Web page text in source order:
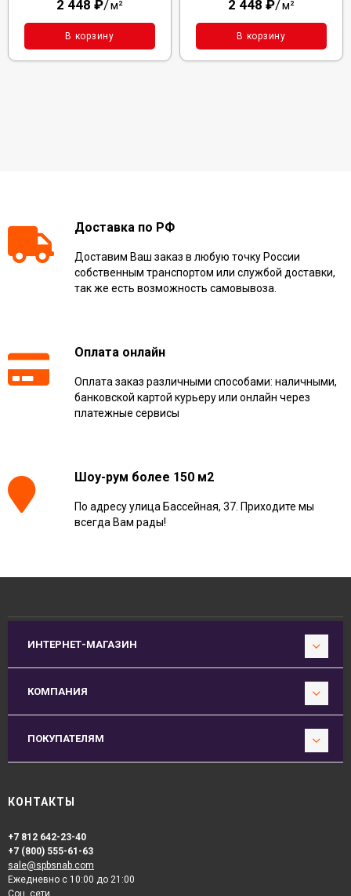
2 448 ₽/м²
В корзину
2 448 ₽/м²
В корзину
Доставка по РФ
Доставим Ваш заказ в любую точку России
собственным транспортом или службой доставки,
так же есть возможность самовывоза.
Оплата онлайн
Оплата заказ различными способами: наличными,
банковской картой курьеру или онлайн через
платежные сервисы
Шоу-рум более 150 м2
По адресу улица Бассейная, 37. Приходите мы
всегда Вам рады!
ИНТЕРНЕТ-МАГАЗИН
КОМПАНИЯ
ПОКУПАТЕЛЯМ
КОНТАКТЫ
+7 812 642-23-40
+7 (800) 555-61-63
sale@spbsnab.com
Ежедневно с 10:00 до 21:00
Соц. сети